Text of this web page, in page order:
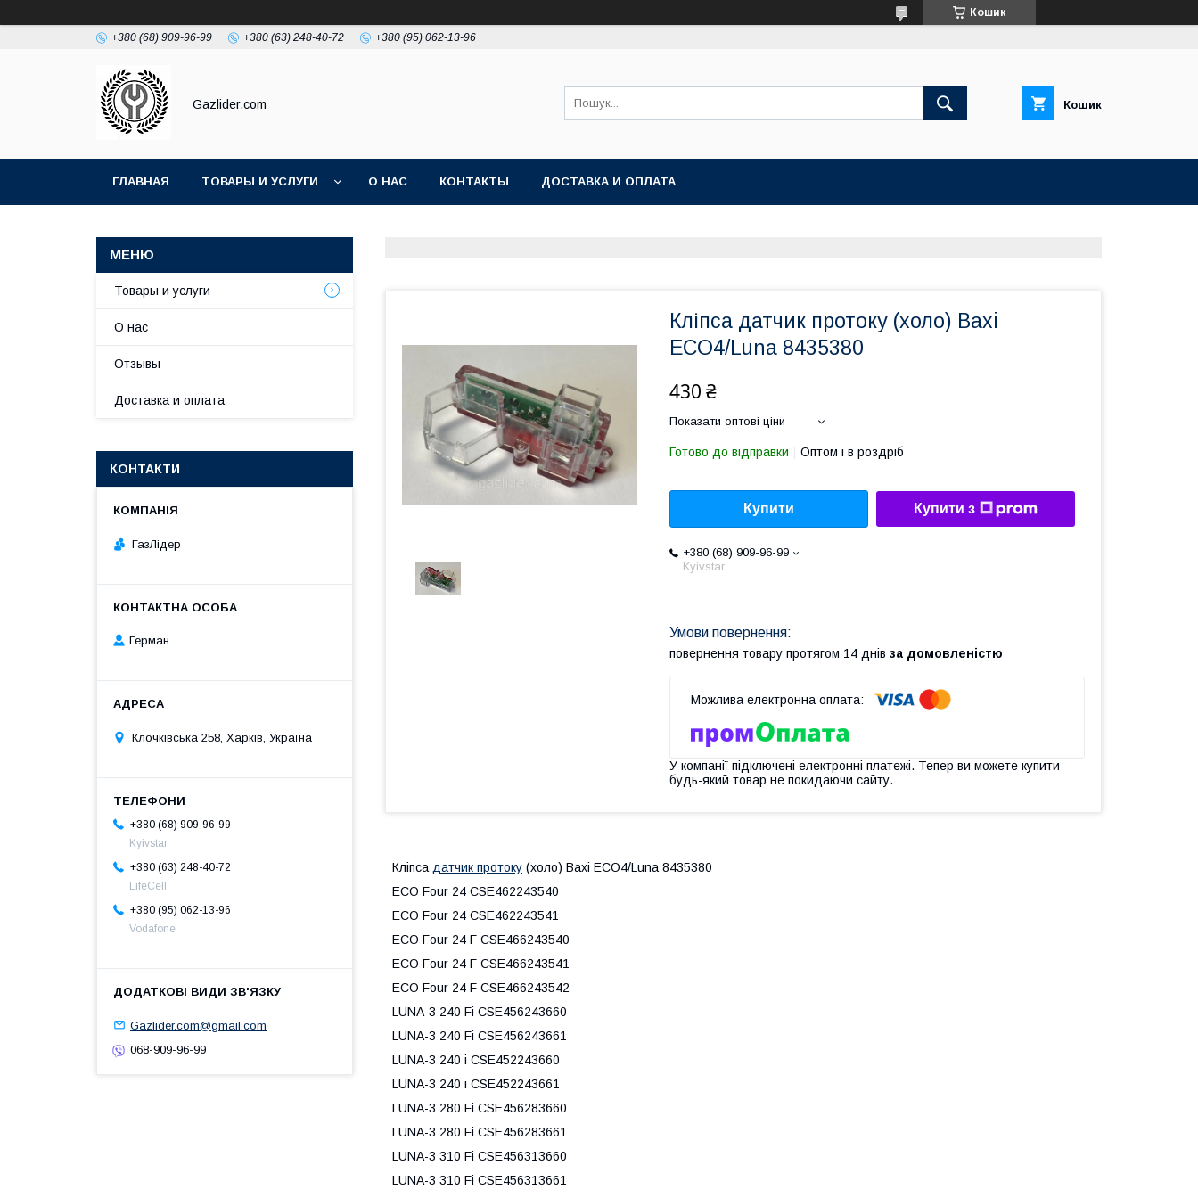
Кошик
+380 (68) 909-96-99 +380 (63) 248-40-72 +380 (95) 062-13-96
Gazlider.com Кошик
ГЛАВНАЯ ТОВАРЫ И УСЛУГИ О НАС КОНТАКТЫ ДОСТАВКА И ОПЛАТА
Кліпса датчик протоку (холо) Baxi
ECO4/Luna 8435380
430 ₴
Показати оптові ціни
Готово до відправки Оптом і в роздріб
Купити Купити з
+380 (68) 909-96-99
Kyivstar
повернення товару протягом 14 днів за домовленістю
У компанії підключені електронні платежі. Тепер ви можете купити
будь-який товар не покидаючи сайту.
Кліпса датчик протоку (холо) Baxi ECO4/Luna 8435380
ECO Four 24 CSE462243540
ECO Four 24 CSE462243541
ECO Four 24 F CSE466243540
ECO Four 24 F CSE466243541
ECO Four 24 F CSE466243542
LUNA-3 240 Fi CSE456243660
LUNA-3 240 Fi CSE456243661
LUNA-3 240 i CSE452243660
LUNA-3 240 i CSE452243661
LUNA-3 280 Fi CSE456283660
LUNA-3 280 Fi CSE456283661
LUNA-3 310 Fi CSE456313660
LUNA-3 310 Fi CSE456313661
Товары и услуги
О нас
Отзывы
Доставка и оплата
КОНТАКТИ
ГазЛiдер
Герман
Клочкiвська 258, Харків, Україна
+380 (68) 909-96-99
Kyivstar
+380 (63) 248-40-72
LifeCell
+380 (95) 062-13-96
Vodafone
Gazlider.com@gmail.com
068-909-96-99